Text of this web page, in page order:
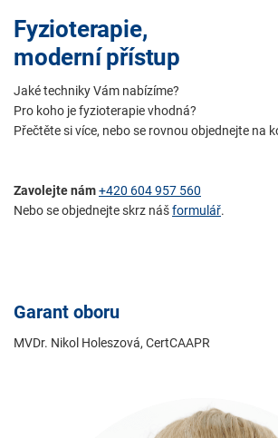
Fyzioterapie,
moderní přístup
Jaké techniky Vám nabízíme?
Pro koho je fyzioterapie vhodná?
Přečtěte si více, nebo se rovnou objednejte na
Zavolejte nám+420 604 957 560
Nebo se objednejte skrz nášformulář.
Garant oboru
MVDr. Nikol Holeszová, CertCAAPR